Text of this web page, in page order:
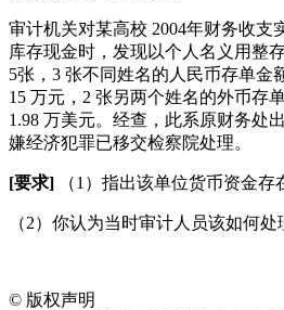
审计机关对某高校 2004年财务收支
库存现金时，发现以个人名义用整
5张，3 张不同姓名的人民币存单金
15 万元，2 张另两个姓名的外币存
1.98 万美元。经查，此系原财务处
嫌经济犯罪已移交检察院处理。
[要求] （1）指出该单位货币资金存
（2）你认为当时审计人员该如何处
© 版权声明